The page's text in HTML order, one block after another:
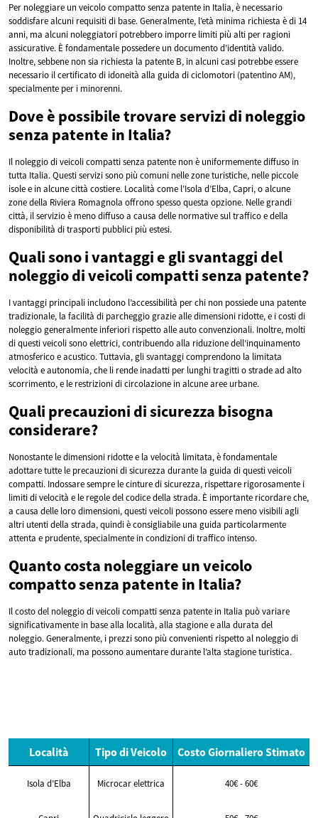
Per noleggiare un veicolo compatto senza patente in Italia, è necessario
soddisfare alcuni requisiti di base. Generalmente, l’età minima richiesta è di 14
anni, ma alcuni noleggiatori potrebbero imporre limiti più alti per ragioni
assicurative. È fondamentale possedere un documento d’identità valido.
Inoltre, sebbene non sia richiesta la patente B, in alcuni casi potrebbe essere
necessario il certificato di idoneità alla guida di ciclomotori (patentino AM),
specialmente per i minorenni.
Dove è possibile trovare servizi di noleggio
senza patente in Italia?
Il noleggio di veicoli compatti senza patente non è uniformemente diffuso in
tutta Italia. Questi servizi sono più comuni nelle zone turistiche, nelle piccole
isole e in alcune città costiere. Località come l’Isola d’Elba, Capri, o alcune
zone della Riviera Romagnola offrono spesso questa opzione. Nelle grandi
città, il servizio è meno diffuso a causa delle normative sul traffico e della
disponibilità di trasporti pubblici più estesi.
Quali sono i vantaggi e gli svantaggi del
noleggio di veicoli compatti senza patente?
I vantaggi principali includono l’accessibilità per chi non possiede una patente
tradizionale, la facilità di parcheggio grazie alle dimensioni ridotte, e i costi di
noleggio generalmente inferiori rispetto alle auto convenzionali. Inoltre, molti
di questi veicoli sono elettrici, contribuendo alla riduzione dell’inquinamento
atmosferico e acustico. Tuttavia, gli svantaggi comprendono la limitata
velocità e autonomia, che li rende inadatti per lunghi tragitti o strade ad alto
scorrimento, e le restrizioni di circolazione in alcune aree urbane.
Quali precauzioni di sicurezza bisogna
considerare?
Nonostante le dimensioni ridotte e la velocità limitata, è fondamentale
adottare tutte le precauzioni di sicurezza durante la guida di questi veicoli
compatti. Indossare sempre le cinture di sicurezza, rispettare rigorosamente i
limiti di velocità e le regole del codice della strada. È importante ricordare che,
a causa delle loro dimensioni, questi veicoli possono essere meno visibili agli
altri utenti della strada, quindi è consigliabile una guida particolarmente
attenta e prudente, specialmente in condizioni di traffico intenso.
Quanto costa noleggiare un veicolo
compatto senza patente in Italia?
Il costo del noleggio di veicoli compatti senza patente in Italia può variare
significativamente in base alla località, alla stagione e alla durata del
noleggio. Generalmente, i prezzi sono più convenienti rispetto al noleggio di
auto tradizionali, ma possono aumentare durante l’alta stagione turistica.
Località Tipo di Veicolo Costo Giornaliero Stimato
Isola d’Elba Microcar elettrica 40€ - 60€